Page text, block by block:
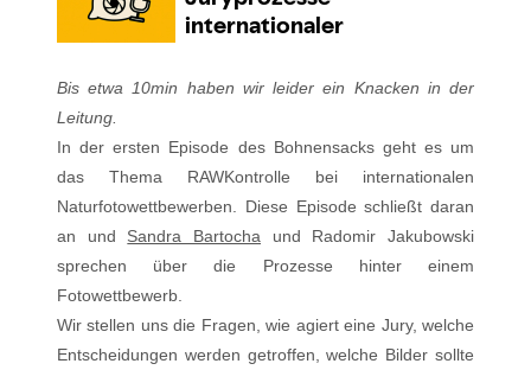
Bis etwa 10min haben wir leider ein Knacken in der
Leitung.
In der ersten Episode des Bohnensacks geht es um
das Thema RAWKontrolle bei internationalen
Naturfotowettbewerben. Diese Episode schließt daran
an und Sandra Bartocha und Radomir Jakubowski
sprechen über die Prozesse hinter einem
Fotowettbewerb.
Wir stellen uns die Fragen, wie agiert eine Jury, welche
Entscheidungen werden getroffen, welche Bilder sollte